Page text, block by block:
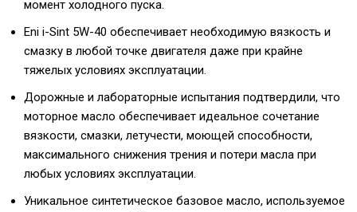
момент холодного пуска.
Eni i-Sint 5W-40 обеспечивает необходимую вязкость и
смазку в любой точке двигателя даже при крайне
тяжелых условиях эксплуатации.
Дорожные и лабораторные испытания подтвердили, что
моторное масло обеспечивает идеальное сочетание
вязкости, смазки, летучести, моющей способности,
максимального снижения трения и потери масла при
любых условиях эксплуатации.
Уникальное синтетическое базовое масло, используемое